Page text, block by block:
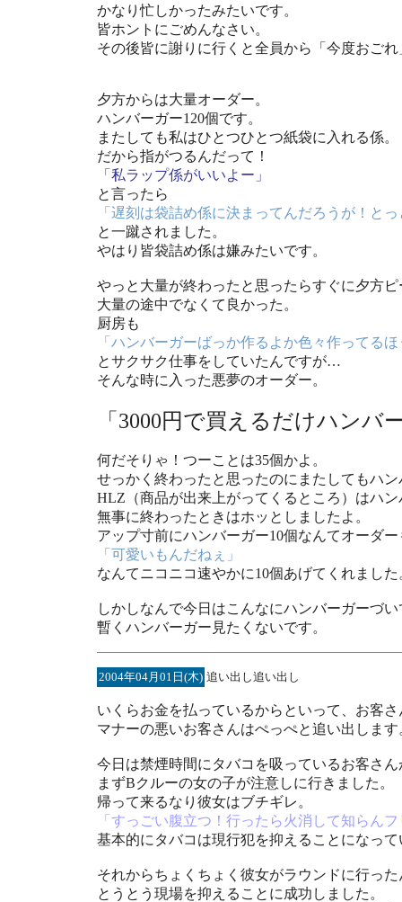
かなり忙しかったみたいです。
皆ホントにごめんなさい。
その後皆に謝りに行くと全員から「今度おご
夕方からは大量オーダー。
ハンバーガー120個です。
またしても私はひとつひとつ紙袋に入れる係。
だから指がつるんだって！
「私ラップ係がいいよー」
と言ったら
「遅刻は袋詰め係に決まってんだろうが！と
と一蹴されました。
やはり皆袋詰め係は嫌みたいです。
やっと大量が終わったと思ったらすぐに夕方ピ
大量の途中でなくて良かった。
厨房も
「ハンバーガーばっか作るよか色々作ってる
とサクサク仕事をしていたんですが…
そんな時に入った悪夢のオーダー。
「3000円で買えるだけハンバ
何だそりゃ！つーことは35個かよ。
せっかく終わったと思ったのにまたしてもハ
HLZ（商品が出来上がってくるところ）はハ
無事に終わったときはホッとしましたよ。
アップ寸前にハンバーガー10個なんてオーダ
「可愛いもんだねぇ」
なんてニコニコ速やかに10個あげてくれました
しかしなんで今日はこんなにハンバーガーづ
暫くハンバーガー見たくないです。
2004年04月01日(木) 追い出し追い出し
いくらお金を払っているからといって、お客
マナーの悪いお客さんはぺっぺと追い出します
今日は禁煙時間にタバコを吸っているお客さん
まずBクルーの女の子が注意しに行きました。
帰って来るなり彼女はブチギレ。
「すっごい腹立つ！行ったら火消して知らん
基本的にタバコは現行犯を抑えることになっ
それからちょくちょく彼女がラウンドに行っ
とうとう現場を抑えることに成功しました。